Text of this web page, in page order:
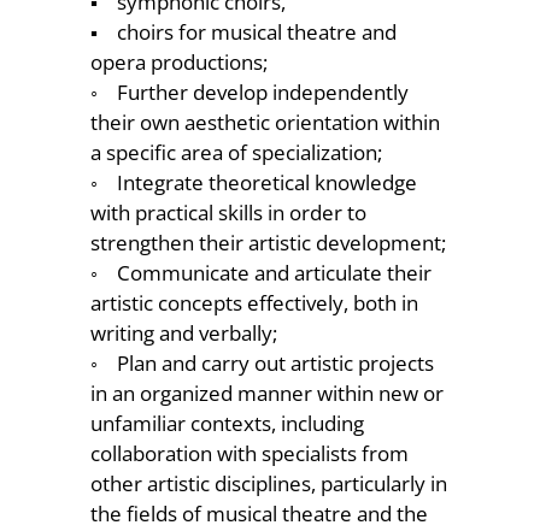
▪ choirs for musical theatre and
opera productions;
◦ Further develop independently
their own aesthetic orientation within
a specific area of specialization;
◦ Integrate theoretical knowledge
with practical skills in order to
strengthen their artistic development;
◦ Communicate and articulate their
artistic concepts effectively, both in
writing and verbally;
◦ Plan and carry out artistic projects
in an organized manner within new or
unfamiliar contexts, including
collaboration with specialists from
other artistic disciplines, particularly in
the fields of musical theatre and the